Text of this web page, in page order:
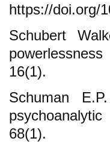
https://doi.org/
Schubert
16(1).
Schuman
68(1).